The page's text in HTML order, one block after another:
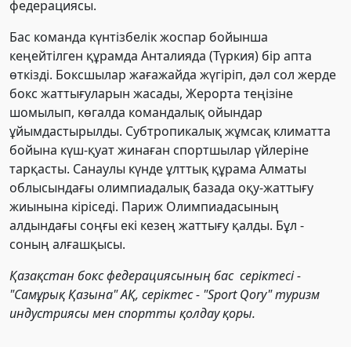
федерациясы.
Бас команда күнтізбелік жоспар бойынша
кеңейтілген құрамда Анталияда (Түркия) бір апта
өткізді. Боксшылар жағажайда жүгіріп, дәл сол жерде
бокс жаттығуларын жасады, Жерорта теңізіне
шомылып, көгалда командалық ойындар
ұйымдастырылды. Субтропикалық жұмсақ климатта
бойына күш-қуат жинаған спортшылар үйлеріне
тарқасты. Санаулы күнде ұлттық құрама Алматы
облысындағы олимпиадалық базада оқу-жаттығу
жиынына кіріседі. Париж Олимпиадасының
алдындағы соңғы екі кезең жаттығу қалды. Бұл -
соның алғашқысы.
Қазақстан бокс федерациясының бас серіктесі -
"Самұрық Қазына" АҚ, серіктес - "Sport Qory" туризм
индустриясы мен спортты қолдау қоры.